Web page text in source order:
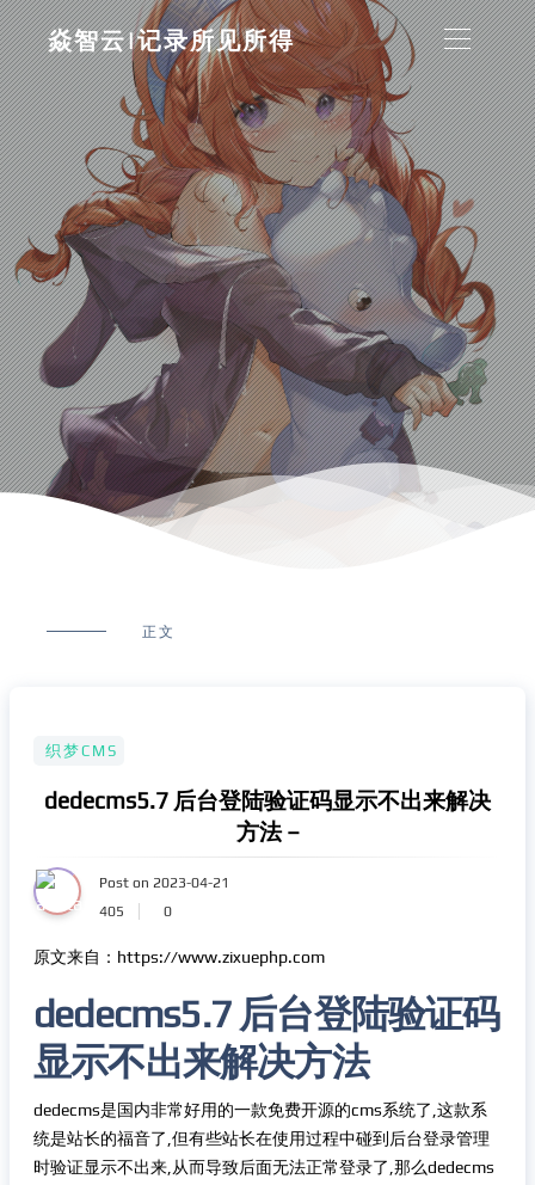
焱智云|记录所见所得
正文
织梦CMS
dedecms5.7 后台登陆验证码显示不出来解决
方法 –
Post on 2023-04-21
405
0
原文来自：https://www.zixuephp.com
dedecms5.7 后台登陆验证码
显示不出来解决方法
dedecms是国内非常好用的一款免费开源的cms系统了,这款系
统是站长的福音了,但有些站长在使用过程中碰到后台登录管理
时验证显示不出来,从而导致后面无法正常登录了,那么dedecms